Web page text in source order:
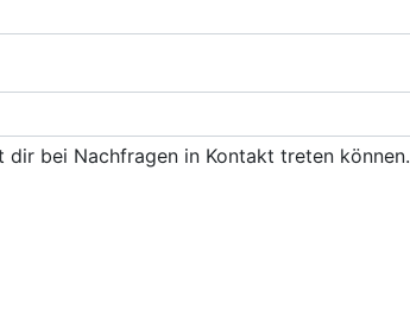
bei Nachfragen in Kontakt treten können.